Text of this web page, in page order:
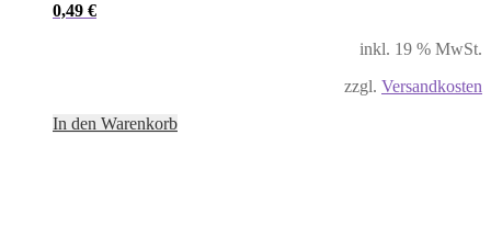
0,49 €
inkl. 19 % MwSt.
zzgl. Versandkosten
In den Warenkorb